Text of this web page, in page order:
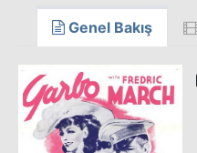
Genel Bakış